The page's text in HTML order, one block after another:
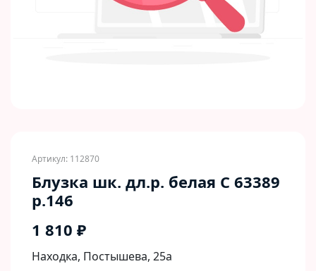
Артикул: 112870
Блузка шк. дл.р. белая C 63389
р.146
1 810 ₽
Находка, Постышева, 25а